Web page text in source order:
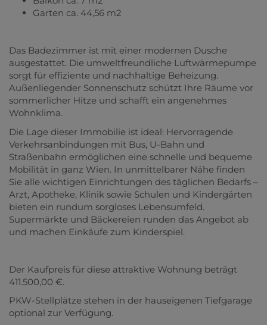
Garten ca. 44,56 m2
Das Badezimmer ist mit einer modernen Dusche
ausgestattet. Die umweltfreundliche Luftwärmepumpe
sorgt für effiziente und nachhaltige Beheizung.
Außenliegender Sonnenschutz schützt Ihre Räume vor
sommerlicher Hitze und schafft ein angenehmes
Wohnklima.
Die Lage dieser Immobilie ist ideal: Hervorragende
Verkehrsanbindungen mit Bus, U-Bahn und
Straßenbahn ermöglichen eine schnelle und bequeme
Mobilität in ganz Wien. In unmittelbarer Nähe finden
Sie alle wichtigen Einrichtungen des täglichen Bedarfs –
Arzt, Apotheke, Klinik sowie Schulen und Kindergärten
bieten ein rundum sorgloses Lebensumfeld.
Supermärkte und Bäckereien runden das Angebot ab
und machen Einkäufe zum Kinderspiel.
Der Kaufpreis für diese attraktive Wohnung beträgt
411.500,00 €.
PKW-Stellplätze stehen in der hauseigenen Tiefgarage
optional zur Verfügung.